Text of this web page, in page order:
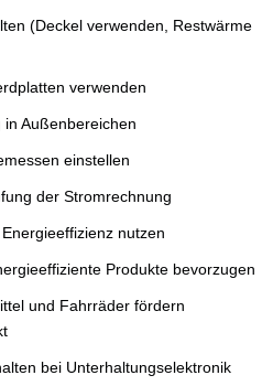
(Deckel verwenden, Restwärme
verwenden
in Außenbereichen
einstellen
der Stromrechnung
nutzen
Produkte bevorzugen
und Fahrräder fördern
bei Unterhaltungselektronik